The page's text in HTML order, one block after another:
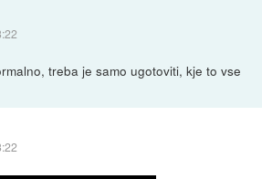
treba je samo ugotoviti, kje to vse